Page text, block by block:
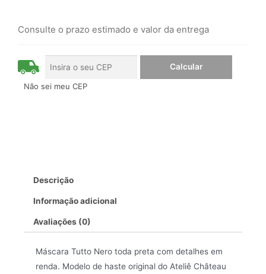
Descrição
Informação adicional
Avaliações (0)
Máscara Tutto Nero toda preta com detalhes em
renda. Modelo de haste original do Ateliê Château
Consulte o prazo estimado e valor da entrega
Não sei meu CEP